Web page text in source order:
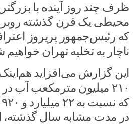
ظرف چند روز آینده با
محیطی یک قرن گذشته
که رئیس‌جمهور پریروز
ناچار به تخلیه تهران
۲۱۰ میلیون مترمکعب آب